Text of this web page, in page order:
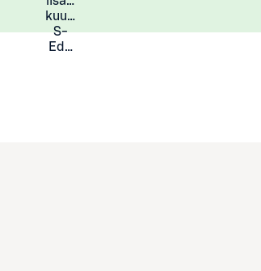
kuukauden
S-
Eduista